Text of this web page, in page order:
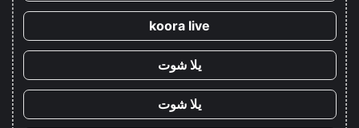
koora live
يلا شوت
يلا شوت